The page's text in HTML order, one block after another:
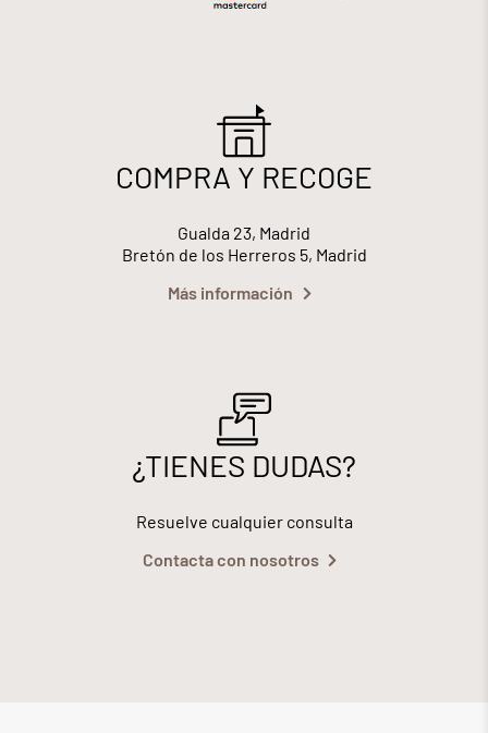
COMPRA Y RECOGE
Gualda 23, Madrid
Bretón de los Herreros 5, Madrid
Más información
¿TIENES DUDAS?
Resuelve cualquier consulta
Contacta con nosotros